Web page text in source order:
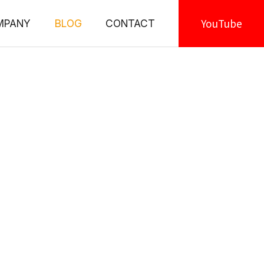
BLOG CONTACT YouTube